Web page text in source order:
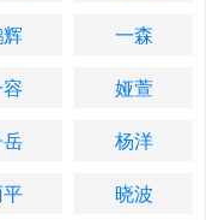
一森
娅萱
杨洋
晓波